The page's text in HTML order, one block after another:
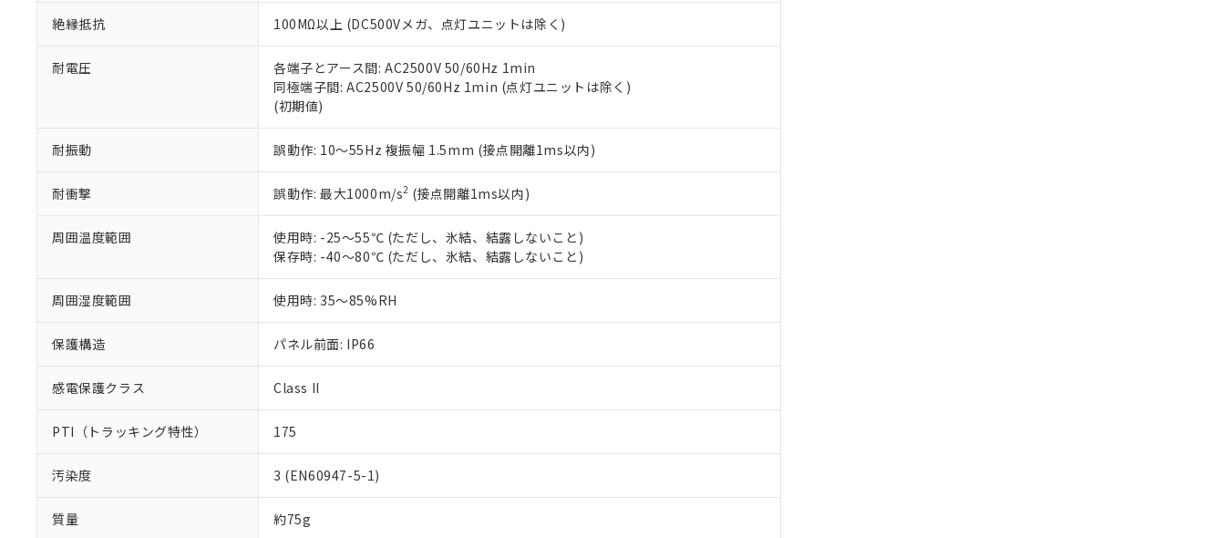
絶縁抵抗 100MΩ以上 (DC500Vメガ、点灯ユニットは除く)
耐電圧
各端子とアース間: AC2500V 50/60Hz 1min
同極端子間: AC2500V 50/60Hz 1min (点灯ユニットは除く)
(初期値)
耐振動 誤動作: 10～55Hz 複振幅 1.5mm (接点開離1ms以内)
耐衝撃 誤動作: 最大1000m/s2 (接点開離1ms以内)
周囲温度範囲
使用時: -25～55℃ (ただし、氷結、結露しないこと)
保存時: -40～80℃ (ただし、氷結、結露しないこと)
周囲湿度範囲 使用時: 35～85%RH
保護構造 パネル前面: IP66
感電保護クラス Class II
PTI（トラッキング特性） 175
汚染度 3 (EN60947-5-1)
質量 約75g
既に当社にて対応品への在庫切替を完了していることから、特段のことがない限り、2022年1月12日よ
り割愛しております。